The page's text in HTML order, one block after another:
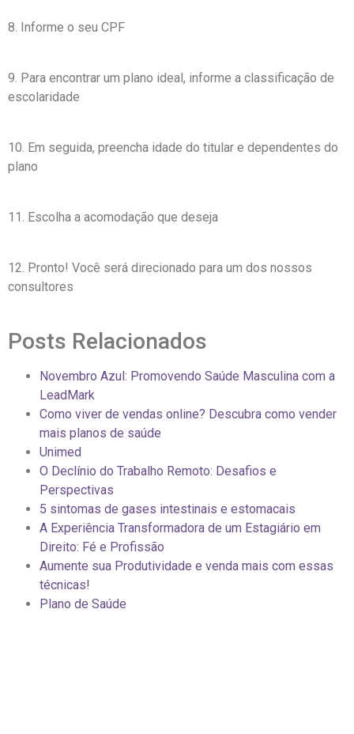
8. Informe o seu CPF
9. Para encontrar um plano ideal, informe a classificação de
escolaridade
10. Em seguida, preencha idade do titular e dependentes do
plano
11. Escolha a acomodação que deseja
12. Pronto! Você será direcionado para um dos nossos
consultores
Posts Relacionados
Novembro Azul: Promovendo Saúde Masculina com a
LeadMark
Como viver de vendas online? Descubra como vender
mais planos de saúde
Unimed
O Declínio do Trabalho Remoto: Desafios e
Perspectivas
5 sintomas de gases intestinais e estomacais
A Experiência Transformadora de um Estagiário em
Direito: Fé e Profissão
Aumente sua Produtividade e venda mais com essas
técnicas!
Plano de Saúde